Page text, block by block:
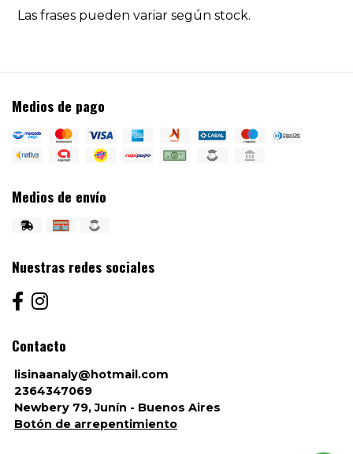
Las frases pueden variar según stock.
Medios de pago
Medios de envío
Nuestras redes sociales
Contacto
lisinaanaly@hotmail.com
2364347069
Newbery 79, Junín - Buenos Aires
Botón de arrepentimiento